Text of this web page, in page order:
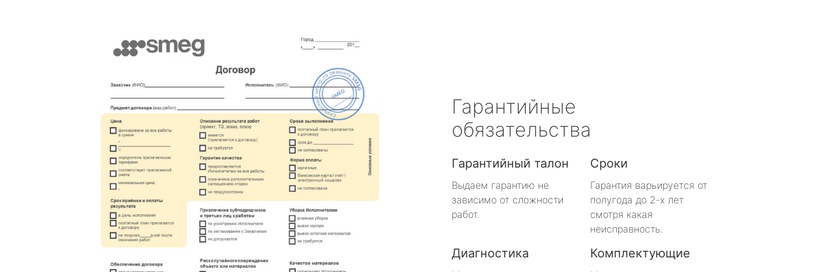
Гарантийные
обязательства
Гарантийный талон
Выдаем гарантию не
зависимо от сложности
работ.
Сроки
Гарантия варьируется от
полугода до 2-х лет
смотря какая
неисправность.
Диагностика Комплектующие